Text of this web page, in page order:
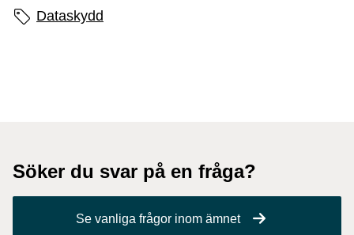
Sidans etiketter
Dataskydd
Söker du svar på en fråga?
Se vanliga frågor inom ämnet